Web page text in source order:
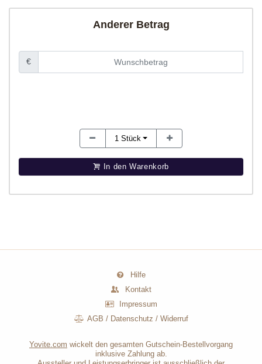
Anderer Betrag
€
1 Stück
In den Warenkorb
Hilfe
Kontakt
Impressum
AGB / Datenschutz /Widerruf
Yovite.com wickelt den gesamten Gutschein-Bestellvorgang
inklusive Zahlung ab.